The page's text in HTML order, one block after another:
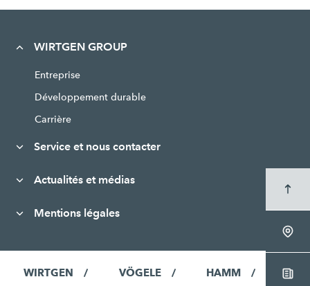
WIRTGEN GROUP
Entreprise
Développement durable
Carrière
Service et nous contacter
Actualités et médias
Mentions légales
WIRTGEN VÖGELE HAMM